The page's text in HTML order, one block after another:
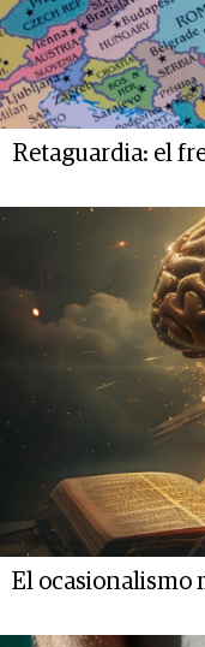
Retaguardia: el
El ocasionalismo